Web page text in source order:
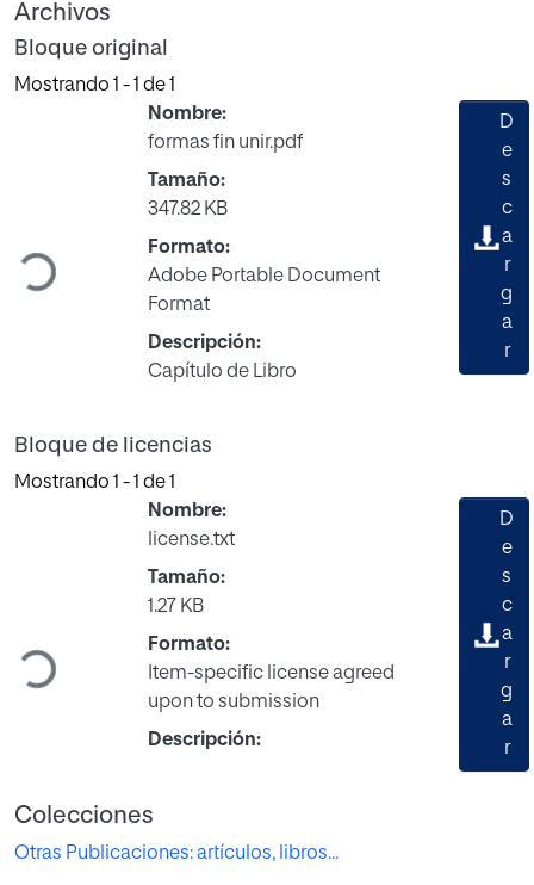
Archivos
Bloque original
Mostrando 1 - 1 de 1
Cargando...
Nombre:
formas fin unir.pdf
Tamaño:
347.82 KB
Formato:
Adobe Portable Document
Format
Descripción:
Capítulo de Libro
D
e
s
c
a
r
g
a
r
Bloque de licencias
Mostrando 1 - 1 de 1
Cargando...
Nombre:
license.txt
Tamaño:
1.27 KB
Formato:
Item-specific license agreed
upon to submission
Descripción:
D
e
s
c
a
r
g
a
r
Colecciones
Otras Publicaciones: artículos, libros...